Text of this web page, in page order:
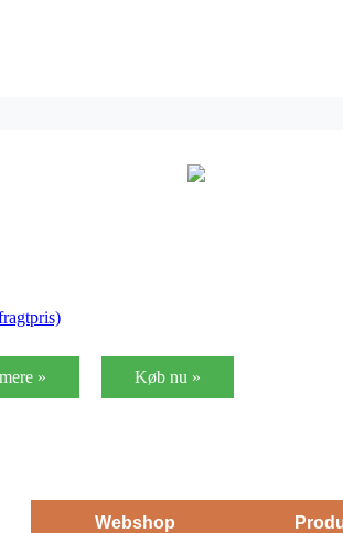
» Køb nu »
Webshop